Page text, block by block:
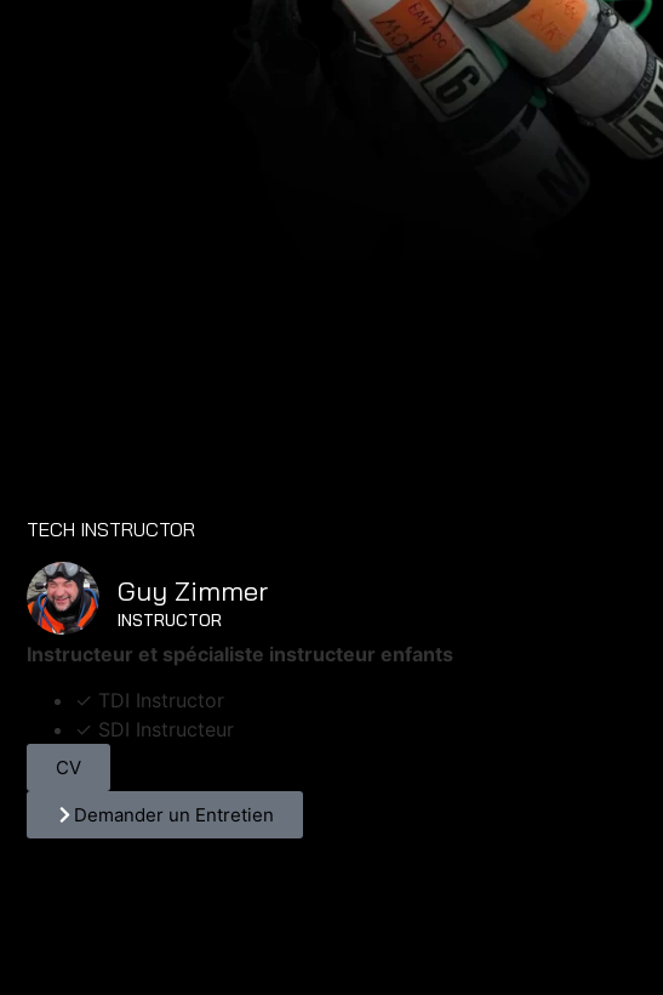
TECH INSTRUCTOR
Guy Zimmer
INSTRUCTOR
Instructeur et spécialiste instructeur enfants
✓ TDI Instructor
✓ SDI Instructeur
CV
Demander un Entretien